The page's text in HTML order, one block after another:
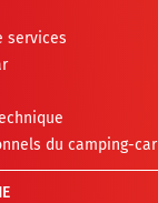
services
du camping-car